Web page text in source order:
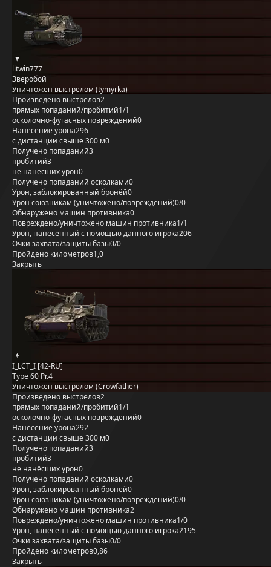
litwin777
Зверобой
Уничтожен выстрелом (tymyrka)
Произведено выстрелов2
прямых попаданий/пробитий1/1
осколочно-фугасных повреждений0
Нанесение урона296
с дистанции свыше 300 м0
Получено попаданий3
пробитий3
не нанёсших урон0
Получено попаданий осколками0
Урон, заблокированный бронёй0
Урон союзникам (уничтожено/повреждений)0/0
Обнаружено машин противника0
Повреждено/уничтожено машин противника1/1
Урон, нанесённый с помощью данного игрока206
Очки захвата/защиты базы0/0
Пройдено километров1,0
Закрыть
I_LCT_I [42-RU]
Type 60 Pr.4
Уничтожен выстрелом (Crowfather)
Произведено выстрелов2
прямых попаданий/пробитий1/1
осколочно-фугасных повреждений0
Нанесение урона292
с дистанции свыше 300 м0
Получено попаданий3
пробитий3
не нанёсших урон0
Получено попаданий осколками0
Урон, заблокированный бронёй0
Урон союзникам (уничтожено/повреждений)0/0
Обнаружено машин противника2
Повреждено/уничтожено машин противника1/0
Урон, нанесённый с помощью данного игрока2195
Очки захвата/защиты базы0/0
Пройдено километров0,86
Закрыть